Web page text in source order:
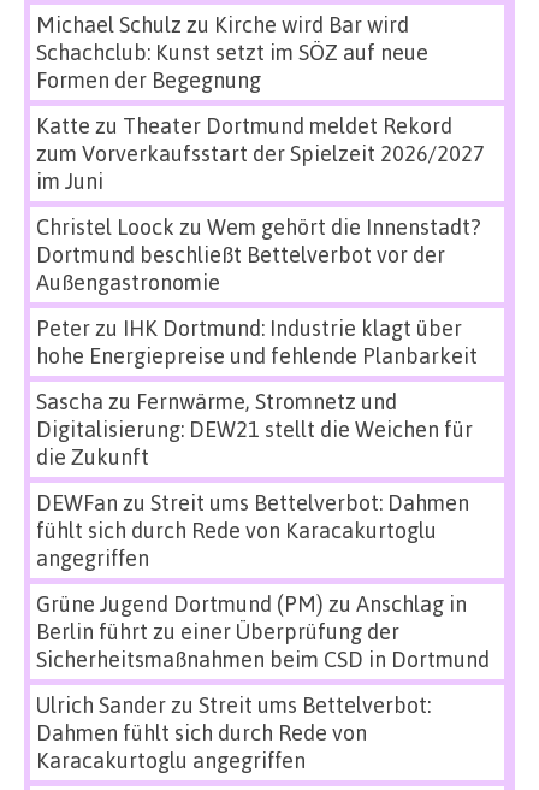
Michael Schulz zu Kirche wird Bar wird
Schachclub: Kunst setzt im SÖZ auf neue
Formen der Begegnung
Katte zu Theater Dortmund meldet Rekord
zum Vorverkaufsstart der Spielzeit 2026/2027
im Juni
Christel Loock zu Wem gehört die Innenstadt?
Dortmund beschließt Bettelverbot vor der
Außengastronomie
Peterzu IHK Dortmund: Industrie klagt über
hohe Energiepreise und fehlende Planbarkeit
Sascha zu Fernwärme, Stromnetz und
Digitalisierung: DEW21 stellt die Weichen für
die Zukunft
DEWFan zu Streit ums Bettelverbot: Dahmen
fühlt sich durch Rede von Karacakurtoglu
angegriffen
Grüne Jugend Dortmund (PM) zu Anschlag in
Berlin führt zu einer Überprüfung der
Sicherheitsmaßnahmen beim CSD in Dortmund
Ulrich Sanderzu Streit ums Bettelverbot:
Dahmen fühlt sich durch Rede von
Karacakurtoglu angegriffen